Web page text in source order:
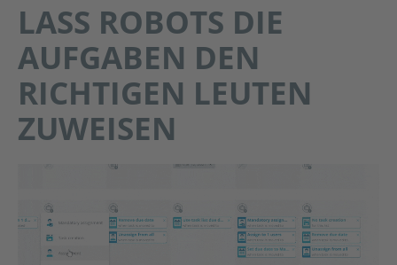
LASS ROBOTS DIE
AUFGABEN DEN
RICHTIGEN LEUTEN
ZUWEISEN